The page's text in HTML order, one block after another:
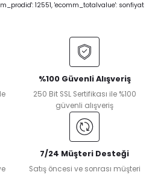
12551, 'ecomm_totalvalue': sonfiyat
%100 Güvenli Alışveriş
250 Bit SSL Sertifikası ile %100
güvenli alışveriş
7/24 Müşteri Desteği
Satış öncesi ve sonrası müşteri